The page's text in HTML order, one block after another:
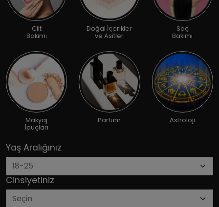
Cilt
Bakımı
Doğal İçerikler
ve Asitler
Saç
Bakımı
Makyaj
İpuçları
Parfüm Astroloji
Yaş Aralığınız
Cinsiyetiniz